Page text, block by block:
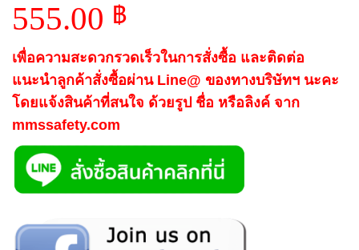
555.00 ฿
เพื่อความสะดวกรวดเร็วในการสั่งซื้อ และติดต่อ
แนะนำลูกค้าสั่งซื้อผ่าน Line@ ของทางบริษัทฯ นะคะ
โดยแจ้งสินค้าที่สนใจ ด้วยรูป ชื่อ หรือลิงค์ จาก
mmssafety.com